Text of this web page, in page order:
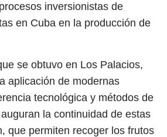
inversionistas de
en Cuba en la producción de
se obtuvo en Los Palacios,
aplicación de modernas
tecnológica y métodos de
la continuidad de estas
que permiten recoger los frutos